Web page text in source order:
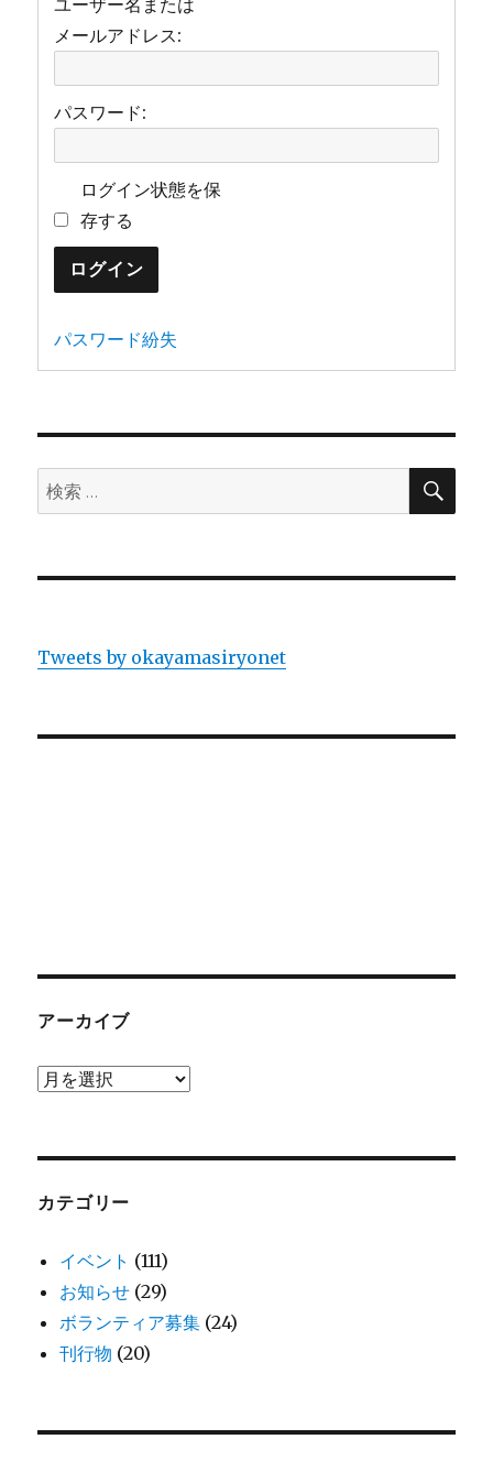
メールアドレス:
パスワード:
ログイン状態を保
存する
ログイン
パスワード紛失
検
索:
検
Tweets by okayamasiryonet
アーカイブ
ア
ブ
カテゴリー
イベント (111)
お知らせ (29)
ボランティア募集 (24)
刊行物 (20)